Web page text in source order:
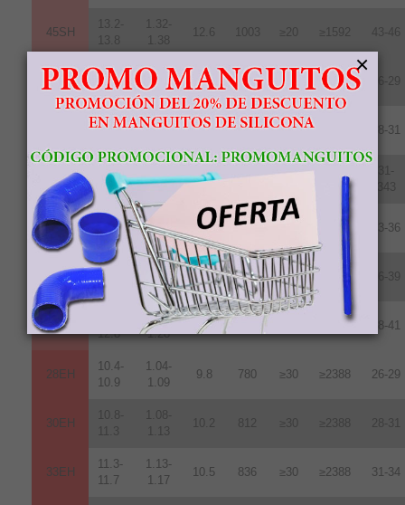
45SH
13.2-
13.8
1.32-
1.38
12.6 1003 ≥20 ≥1592 43-46
28UH
10.2-
10.8
1.02-
1.08
9.6 764 ≥25 ≥1990 26-29
10.8-
1.08-
10.2 812 ≥25 28-31
33UH
11.3-
11.7
1.17
10.7 852 ≥1990
31-
343
35UH
11.8-
12.2
1.18-
1.22
10.8 860 ≥1990 33-36
38UH
12.2-
12.5
1.22-
1.25
11.0 876 ≥25 ≥1990 36-39
40UH
12.8
1.24-
1.28
11.3 ≥1990 38-41
28EH
10.4-
10.9
1.04-
1.09
9.8 780 ≥30 ≥2388 26-29
30EH
10.8-
11.3
1.08-
1.13
10.2 812 ≥30 ≥2388 28-31
33EH
11.3-
11.7
1.13-
1.17
10.5 836 ≥30 ≥2388 31-34
×